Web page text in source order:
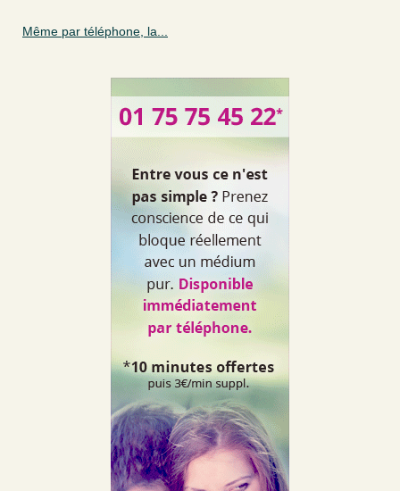
Même par téléphone, la...